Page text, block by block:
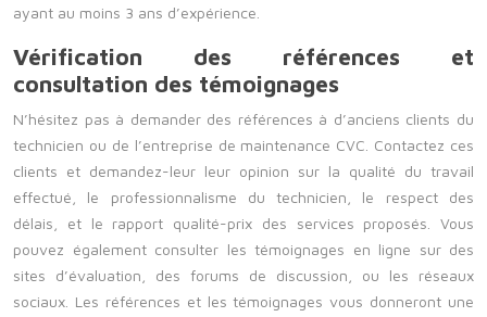
ayant au moins 3 ans d’expérience.
Vérification des références et
consultation des témoignages
N’hésitez pas à demander des références à d’anciens clients du
technicien ou de l’entreprise de maintenance CVC. Contactez ces
clients et demandez-leur leur opinion sur la qualité du travail
effectué, le professionnalisme du technicien, le respect des
délais, et le rapport qualité-prix des services proposés. Vous
pouvez également consulter les témoignages en ligne sur des
sites d’évaluation, des forums de discussion, ou les réseaux
sociaux. Les références et les témoignages vous donneront une